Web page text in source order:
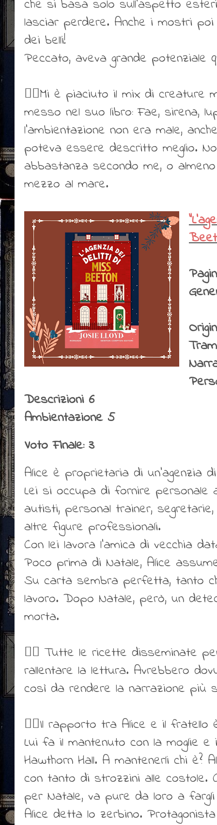
che si basa solo sull'aspetto
lasciar perdere. Anche i mostri
dei belli!
Peccato, aveva grande potenziale
👍🏻Mi è piaciuto il mix di creature
messo nel suo libro: Fae, sirena,
l'ambientazione non era male,
poteva essere descritto meglio.
abbastanza secondo me, o
mezzo al mare.
Descrizioni 6
Ambientazione 5
Voto Finale: 3
Alice è proprietaria di un'agenzia
Lei si occupa di fornire personale
autisti, personal trainer,
altre figure professionali.
Con lei lavora l'amica di vecchia
Poco prima di Natale, Alice
Su carta sembra perfetta, tanto
lavoro. Dopo Natale, però, un
morta.
👎🏻 Tutte le ricette disseminate
rallentare la lettura. Avrebbero
così da rendere la narrazione più
👎🏻Il rapporto tra Alice e il
Lui fa il mantenuto con la moglie e
Hawthorn Hall. A mantenerli chi è?
con tanto di strozzini alle costole.
per Natale, va pure da loro a
Alice detta lo zerbino.